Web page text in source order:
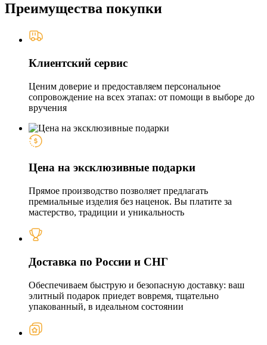
Преимущества покупки
Клиентский сервис
Ценим доверие и предоставляем персональное
сопровождение на всех этапах: от помощи в выборе до
вручения
Цена на эксклюзивные подарки
Прямое производство позволяет предлагать
премиальные изделия без наценок. Вы платите за
мастерство, традиции и уникальность
Доставка по России и СНГ
Обеспечиваем быструю и безопасную доставку: ваш
элитный подарок приедет вовремя, тщательно
упакованный, в идеальном состоянии